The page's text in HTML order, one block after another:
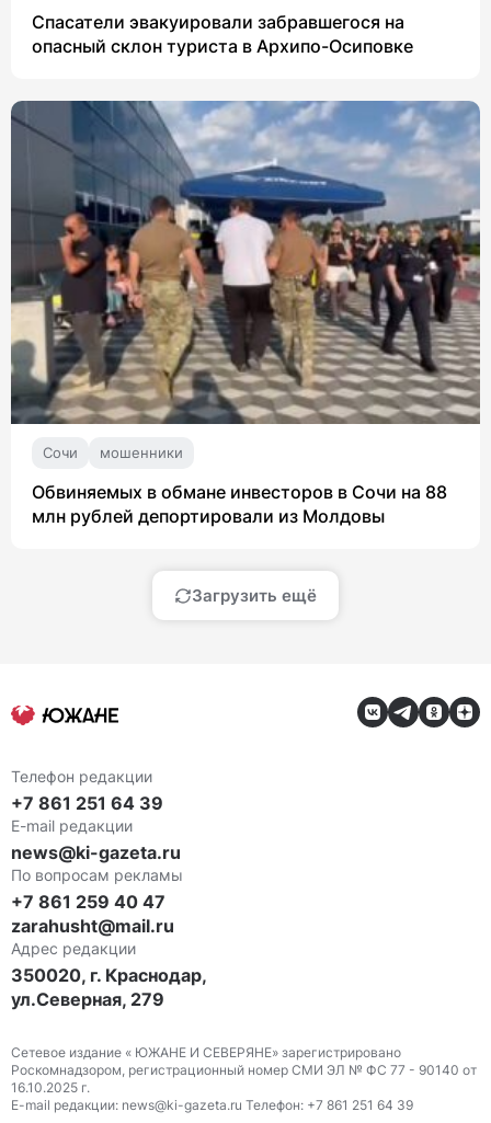
Спасатели эвакуировали забравшегося на
опасный склон туриста в Архипо-Осиповке
Сочи мошенники
Обвиняемых в обмане инвесторов в Сочи на 88
млн рублей депортировали из Молдовы
Загрузить ещё
Телефон редакции
+7 861 251 64 39
E-mail редакции
news@ki-gazeta.ru
По вопросам рекламы
+7 861 259 40 47
zarahusht@mail.ru
Адрес редакции
350020, г. Краснодар,
ул.Северная, 279
Сетевое издание « ЮЖАНЕ И СЕВЕРЯНЕ» зарегистрировано
Роскомнадзором, регистрационный номер СМИ ЭЛ № ФС 77 - 90140 от
16.10.2025 г.
E-mail редакции: news@ki-gazeta.ru Телефон: +7 861 251 64 39